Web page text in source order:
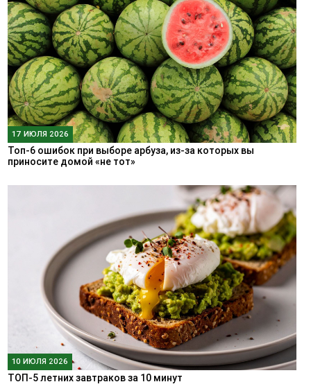
17 ИЮЛЯ 2026
Топ-6 ошибок при выборе арбуза, из-за которых вы
приносите домой «не тот»
10 ИЮЛЯ 2026
ТОП-5 летних завтраков за 10 минут